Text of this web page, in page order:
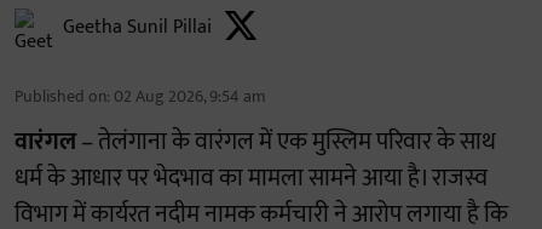
Geetha Sunil Pillai
Published on: 02 Aug 2026, 9:54 am
वारंगल– तेलंगाना के वारंगल में एक मुस्लिम परिवार के साथ
धर्म के आधार पर भेदभाव का मामला सामने आया है। राजस्व
विभाग में कार्यरत नदीम नामक कर्मचारी ने आरोप लगाया है कि